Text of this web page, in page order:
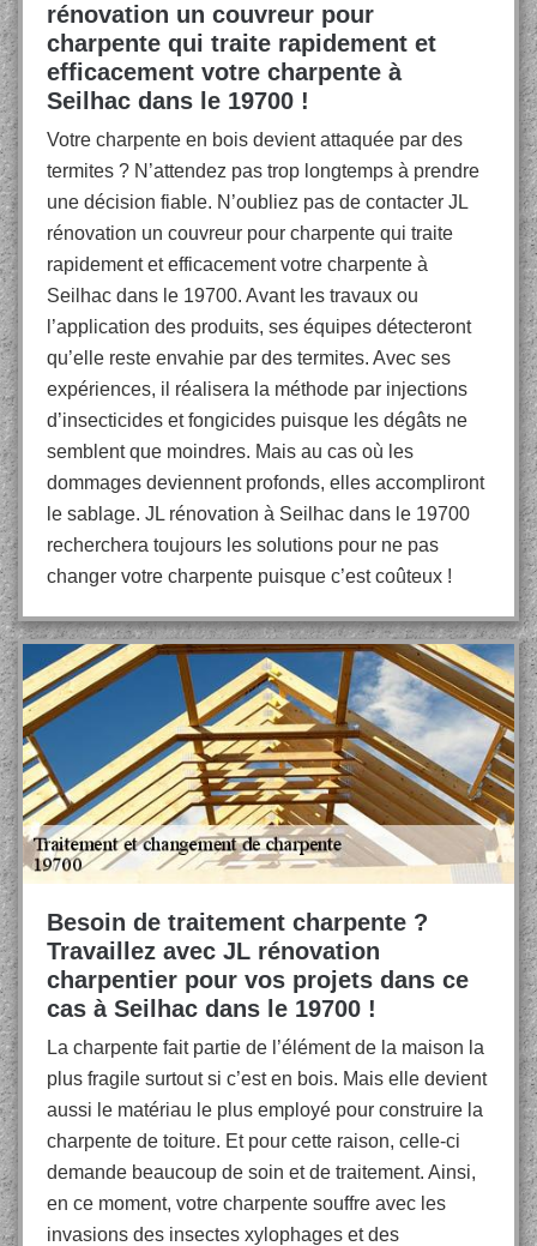
rénovation un couvreur pour
charpente qui traite rapidement et
efficacement votre charpente à
Seilhac dans le 19700 !
Votre charpente en bois devient attaquée par des
termites ? N’attendez pas trop longtemps à prendre
une décision fiable. N’oubliez pas de contacter JL
rénovation un couvreur pour charpente qui traite
rapidement et efficacement votre charpente à
Seilhac dans le 19700. Avant les travaux ou
l’application des produits, ses équipes détecteront
qu’elle reste envahie par des termites. Avec ses
expériences, il réalisera la méthode par injections
d’insecticides et fongicides puisque les dégâts ne
semblent que moindres. Mais au cas où les
dommages deviennent profonds, elles accompliront
le sablage. JL rénovation à Seilhac dans le 19700
recherchera toujours les solutions pour ne pas
changer votre charpente puisque c’est coûteux !
Besoin de traitement charpente ?
Travaillez avec JL rénovation
charpentier pour vos projets dans ce
cas à Seilhac dans le 19700 !
La charpente fait partie de l’élément de la maison la
plus fragile surtout si c’est en bois. Mais elle devient
aussi le matériau le plus employé pour construire la
charpente de toiture. Et pour cette raison, celle-ci
demande beaucoup de soin et de traitement. Ainsi,
en ce moment, votre charpente souffre avec les
invasions des insectes xylophages et des